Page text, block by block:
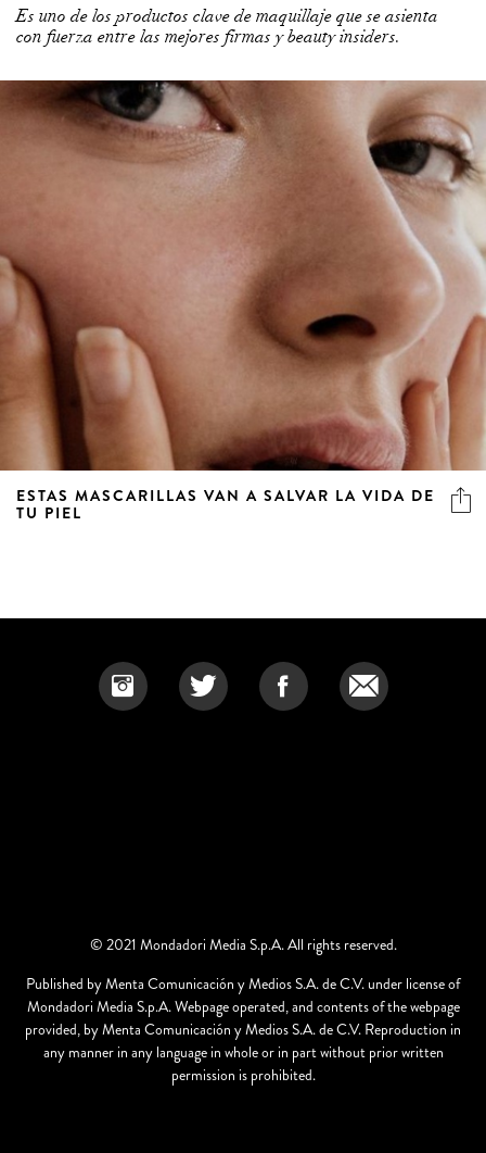
Es uno de los productos clave de maquillaje que se asienta
con fuerza entre las mejores firmas y beauty insiders.
ESTAS MASCARILLAS VAN A SALVAR LA VIDA DE
TU PIEL
© 2021 Mondadori Media S.p.A. All rights reserved.
Published by Menta Comunicación y Medios S.A. de C.V. under license of
Mondadori Media S.p.A. Webpage operated, and contents of the webpage
provided, by Menta Comunicación y Medios S.A. de C.V. Reproduction in
any manner in any language in whole or in part without prior written
permission is prohibited.